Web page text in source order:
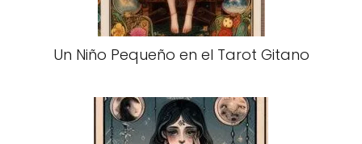
Un Niño Pequeño en el Tarot Gitano